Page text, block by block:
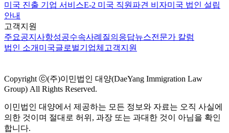
미국 진출 기업 서비스E-2 미국 직원파견 비자미국 법인 설립
안내
고객지원
주요공지사항성공수속사례 질의응답뉴스전문가 칼럼
법인 소개 미국글로벌기업체 고객지원
Copyright ⓒ(주)이민법인 대양(DaeYang Immigration Law
Group) All Rights Reserved.
이민법인 대양에서 제공하는 모든 정보와 자료는 오직 사실에
의한 것이며 절대로 허위, 과장 또는 과대한 것이 아님을 확인
합니다.